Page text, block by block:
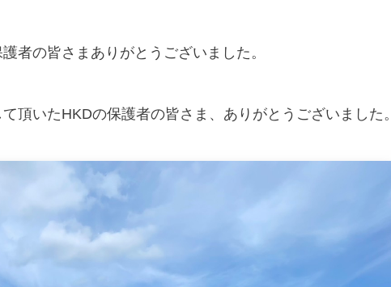
者の皆さまありがとうございました。
頂いたHKDの保護者の皆さま、ありがとうございました。